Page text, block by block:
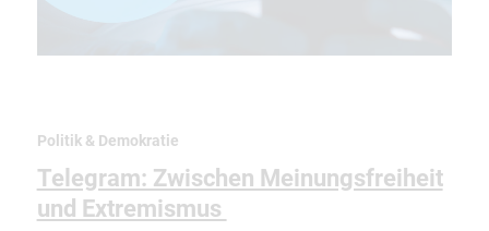
Politik & Demokratie
Telegram: Zwischen Meinungsfreiheit
und Extremismus